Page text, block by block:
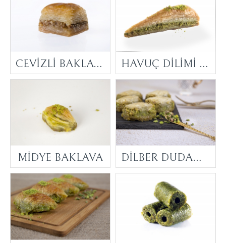
CEVİZLİ BAKLAVA HAVUÇ DİLİMİ BAKLAVA
MİDYE BAKLAVA DİLBER DUDAĞI BAKLAVA